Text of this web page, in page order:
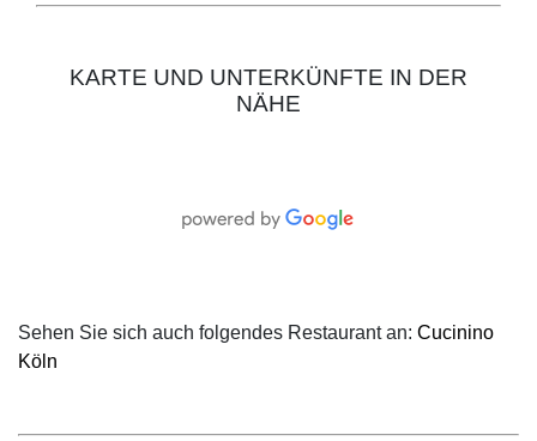
KARTE UND UNTERKÜNFTE IN DER
NÄHE
Sehen Sie sich auch folgendes Restaurant an: Cucinino
Köln